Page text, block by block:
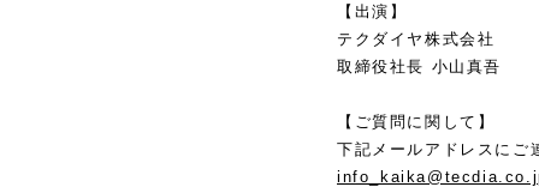
【出演】
テクダイヤ株式会社
取締役社長 小山真吾
【ご質問に関して】
下記メールアドレスにご